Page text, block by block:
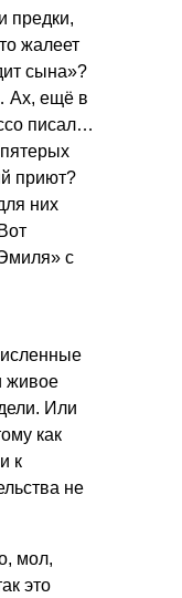
предки,
жалеет
сына»?
Ах, ещё в
писал…
приют?
них
с
живое
Или
как
к
не
мол,
это